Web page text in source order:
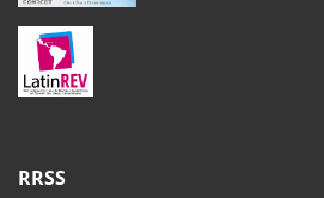
RRSS